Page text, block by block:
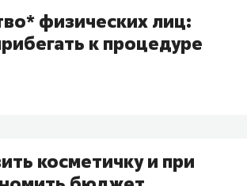
физических лиц:
к процедуре
косметичку и при